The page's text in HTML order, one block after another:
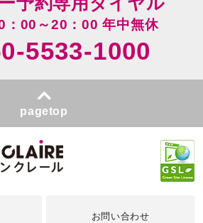
：00～20：00 年中無休
5533-1000
pagetop
お問い合わせ